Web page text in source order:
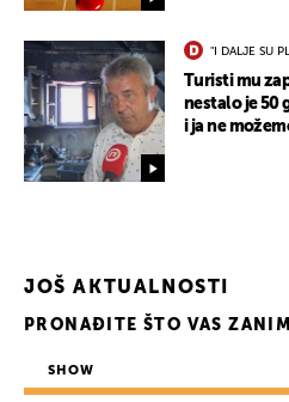
"I DALJE SU
Turisti mu
nestalo je 50
i ja ne
JOŠ AKTUALNOSTI
PRONAĐITE ŠTO VAS
SHOW